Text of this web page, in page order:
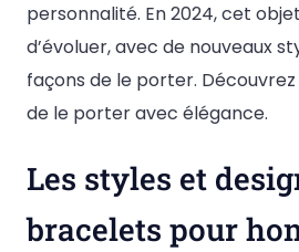
personnalité. En 2024, cet
d’évoluer, avec de nouveaux
façons de le porter.
de le porter avec élégance.
Les styles et
bracelets pour